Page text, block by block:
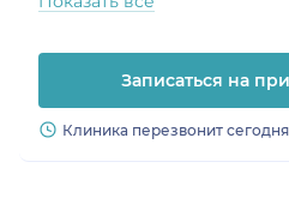
Записаться на
Клиника перезвонит сегодня